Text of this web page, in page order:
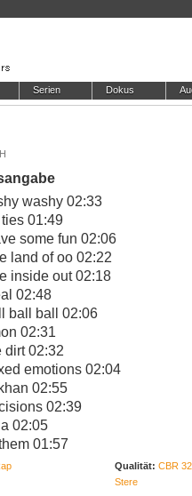
Serien Dokus
washy 02:33
01:49
some fun 02:06
land of oo 02:22
inside out 02:18
02:48
ball ball 02:06
02:31
dirt 02:32
emotions 02:04
02:55
02:39
02:05
01:57
Qualität: CBR
Stere